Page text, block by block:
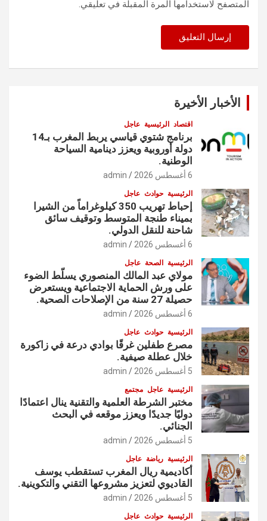
المتصفح لاستخدامها المرة المقبلة في تعليقي.
الأخبار الأخيرة
اقتصاد الرئيسية عاجل
برنامج شتوي قياسي يربط المغرب بـ14
دولة أوروبية ويعزز دينامية السياحة
الوطنية.
6 أغسطس 2026 admin
الرئيسية حوادث عاجل
إحباط تهريب 350 كيلوغراماً من الشيرا
بميناء طنجة المتوسط وتوقيف سائق
شاحنة للنقل الدولي.
6 أغسطس 2026 admin
الرئيسية الصحة عاجل
مولاي عبد المالك المنصوري يسلّط الضوء
على ورش الحماية الاجتماعية ويستعرض
حصيلة 27 سنة من الإصلاحات الصحية.
6 أغسطس 2026 admin
الرئيسية حوادث عاجل
مصرع طفلين غرقًا بوادي درعة في زاكورة
خلال عطلة صيفية.
5 أغسطس 2026 admin
الرئيسية عاجل مجتمع
مختبر الشرطة العلمية والتقنية ينال اعتمادًا
دوليًا جديدًا ويعزز موقعه في البحث
الجنائي.
5 أغسطس 2026 admin
الرئيسية رياضة عاجل
أكاديمية ريال المغرب تستقطب يوسف
القاديوي لتعزيز مشروعها التقني والتكوينية.
5 أغسطس 2026 admin
الرئيسية حوادث عاجل